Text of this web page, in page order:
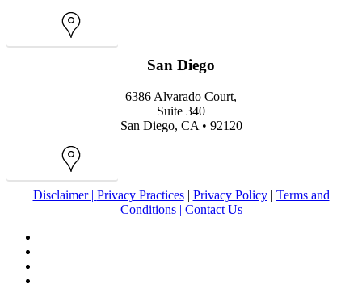
San Diego
6386 Alvarado Court,
Suite 340
San Diego, CA • 92120
Disclaimer | Privacy Practices| Privacy Policy| Terms and
Conditions | Contact Us